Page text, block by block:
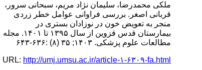
ملکی محمدرضا، سلیمان نژاد مریم، سبحانی سرور،
قربانی اصغر. بررسی فراوانی عوامل خطر زردی
منجر به تعویض خون در نوزادان بستری در
بیمارستان قدس قزوین از سال ۱۳۹۵ تا ۱۴۰۱. مجله
مطالعات علوم پزشکی. ۱۴۰۳; ۳۵ (۸) :۶۳۶-۶۴۳
URL: http://umj.umsu.ac.ir/article-۱-۶۳۰۹-fa.html